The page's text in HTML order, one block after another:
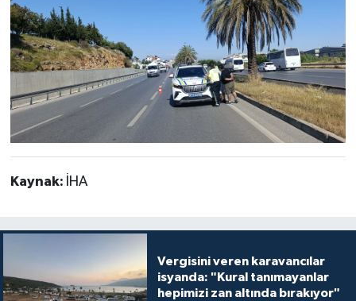
Kaynak: İHA
Vergisini veren karavancılar
isyanda: "Kural tanımayanlar
hepimizi zan altında bırakıyor"